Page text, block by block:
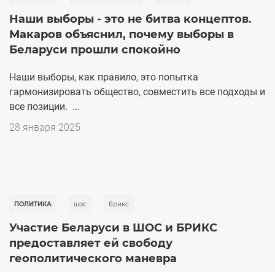
Наши выборы - это не битва концептов.
Макаров объяснил, почему выборы в
Беларуси прошли спокойно
Наши выборы, как правило, это попытка
гармонизировать общество, совместить все подходы и
все позиции. ...
28 января 2025
ПОЛИТИКА шос брикс
Участие Беларуси в ШОС и БРИКС
предоставляет ей свободу
геополитического маневра